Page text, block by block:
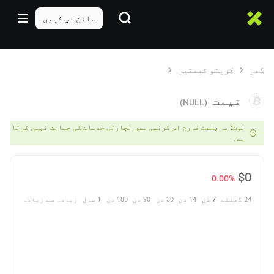
سائن اپ کریں
گھر کرپٹو قیمتیں
قیمت (NULL)
نوٹ: یہ پلیٹ فارم اس کرنسی میں تجارتی خدمات کی حمایت نہیں کرتا
ہے۔
$0
0.00%
24 گھنٹے 7 دن 14 دن 30 دن 90 دن 180 دن 1 سال زیادہ سے زیادہ